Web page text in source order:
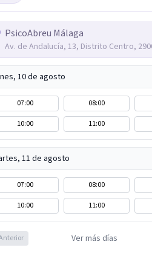
PsicoAbreu Málaga
Av. de Andalucía, 13, Distrito Centro,
10 de agosto
07:00 08:00
10:00
11:00
11 de agosto
07:00 08:00
10:00
11:00
Ver más días